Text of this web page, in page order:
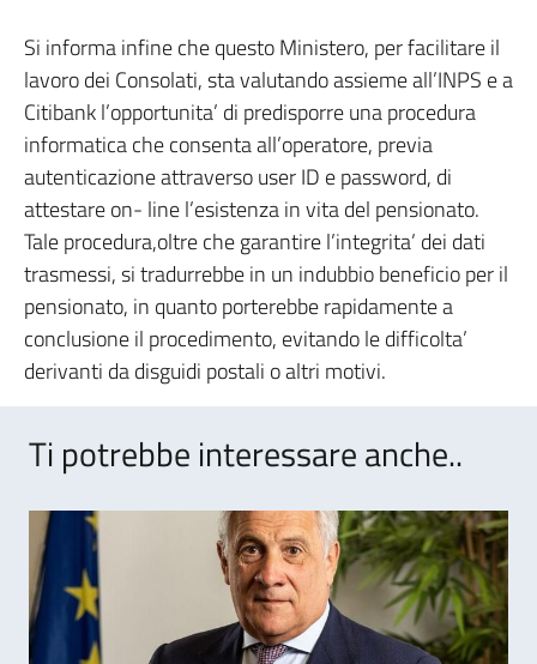
Si informa infine che questo Ministero, per facilitare il
lavoro dei Consolati, sta valutando assieme all’INPS e a
Citibank l’opportunita’ di predisporre una procedura
informatica che consenta all’operatore, previa
autenticazione attraverso user ID e password, di
attestare on- line l’esistenza in vita del pensionato.
Tale procedura,oltre che garantire l’integrita’ dei dati
trasmessi, si tradurrebbe in un indubbio beneficio per il
pensionato, in quanto porterebbe rapidamente a
conclusione il procedimento, evitando le difficolta’
derivanti da disguidi postali o altri motivi.
Ti potrebbe interessare anche..